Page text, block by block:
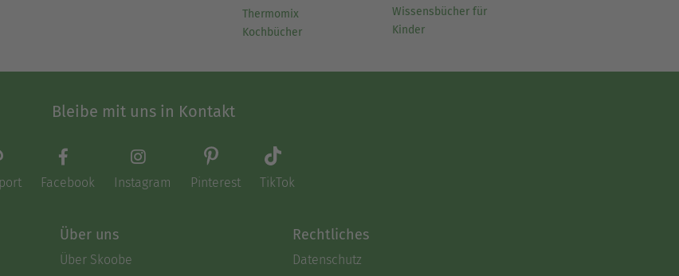
Thermomix
Kochbücher
Wissensbücher für
Kinder
Bleibe mit uns in Kontakt
Facebook Instagram Pinterest TikTok
Über uns
Über Skoobe
Rechtliches
Datenschutz